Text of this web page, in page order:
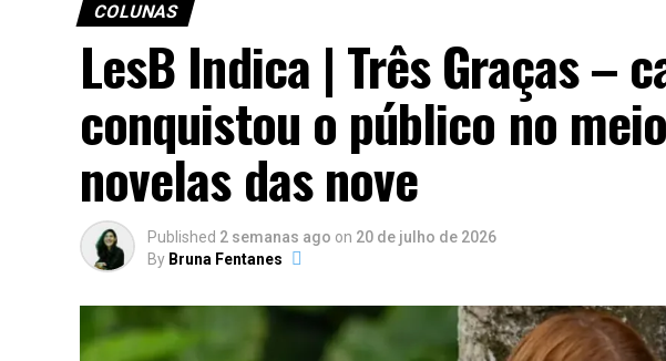
COLUNAS
LesB Indica | Três Graças –
conquistou o público no
novelas das nove
Published 2 semanas ago on 20 de julho de 2026
By Bruna Fentanes